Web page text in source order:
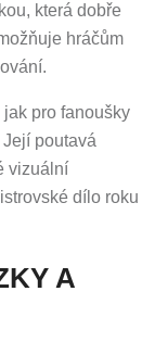
která dobře
hráčům
pro fanoušky
poutavá
vizuální
dílo roku
A